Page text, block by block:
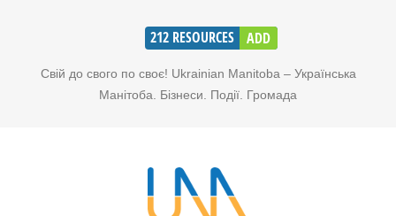
212 RESOURCES ADD
Свій до свого по своє! Ukrainian Manitoba – Українська
Манітоба. Бізнеси. Події. Громада